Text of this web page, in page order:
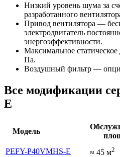
Низкий уровень шума за
разработанного
Привод вентилятора —
электродвигатель
энергоэффективности.
Максимальное
Па.
Воздушный фильтр —
Все модификации
E
Модель
PEFY-P40VMHS-E
≈ 45 м2